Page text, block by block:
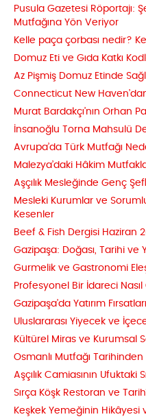
Pusula Gazetesi Röportajı:
Mutfağına Yön Veriyor
Kelle paça çorbası nedir?
Domuz Eti ve Gıda Katkı
Az Pişmiş Domuz Etinde
Connecticut New
Murat Bardakçı’nın Orhan
İnsanoğlu Torna Mahsulü
Avrupa’da Türk Mutfağı
Malezya’daki Hâkim
Aşçılık Mesleğinde Genç
Mesleki Kurumlar ve
Kesenler
Beef & Fish Dergisi Haziran
Gazipaşa: Doğası, Tarihi ve
Gurmelik ve Gastronomi
Profesyonel Bir İdareci Nasıl
Gazipaşa’da Yatırım Fırsatları
Uluslararası Yiyecek ve
Kültürel Miras ve Kurumsal
Osmanlı Mutfağı
Aşçılık Camiasının Ufuktaki
Sırça Köşk Restoran ve
Keşkek Yemeğinin Hikâyesi